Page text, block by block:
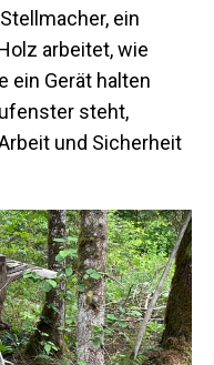
ein
arbeitet, wie
ein Gerät halten
steht,
und Sicherheit